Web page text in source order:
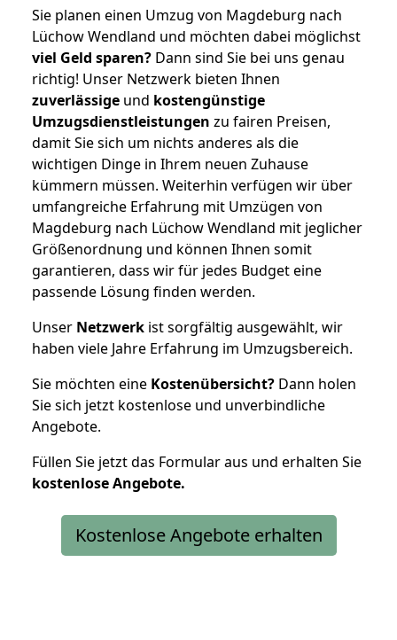
Sie planen einen Umzug von Magdeburg nach
Lüchow Wendland und möchten dabei möglichst
viel Geld sparen? Dann sind Sie bei uns genau
richtig! Unser Netzwerk bieten Ihnen
zuverlässige und kostengünstige
Umzugsdienstleistungen zu fairen Preisen,
damit Sie sich um nichts anderes als die
wichtigen Dinge in Ihrem neuen Zuhause
kümmern müssen. Weiterhin verfügen wir über
umfangreiche Erfahrung mit Umzügen von
Magdeburg nach Lüchow Wendland mit jeglicher
Größenordnung und können Ihnen somit
garantieren, dass wir für jedes Budget eine
passende Lösung finden werden.
Unser Netzwerk ist sorgfältig ausgewählt, wir
haben viele Jahre Erfahrung im Umzugsbereich.
Sie möchten eine Kostenübersicht? Dann holen
Sie sich jetzt kostenlose und unverbindliche
Angebote.
Füllen Sie jetzt das Formular aus und erhalten Sie
kostenloseAngebote.
Kostenlose Angebote erhalten